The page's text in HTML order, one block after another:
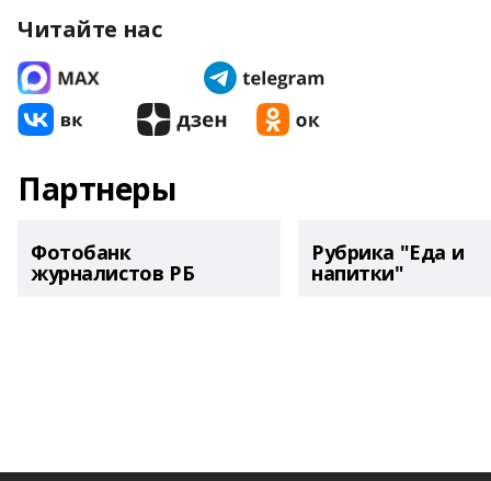
Читайте нас
Партнеры
Фотобанк
журналистов РБ
Рубрика "Еда и
напитки"